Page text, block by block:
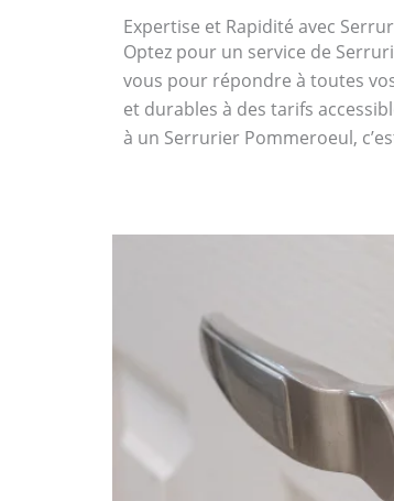
Expertise et Rapidité avec
Optez pour un service de
vous pour répondre à toutes
et durables à des tarifs
à un Serrurier Pommeroeul,